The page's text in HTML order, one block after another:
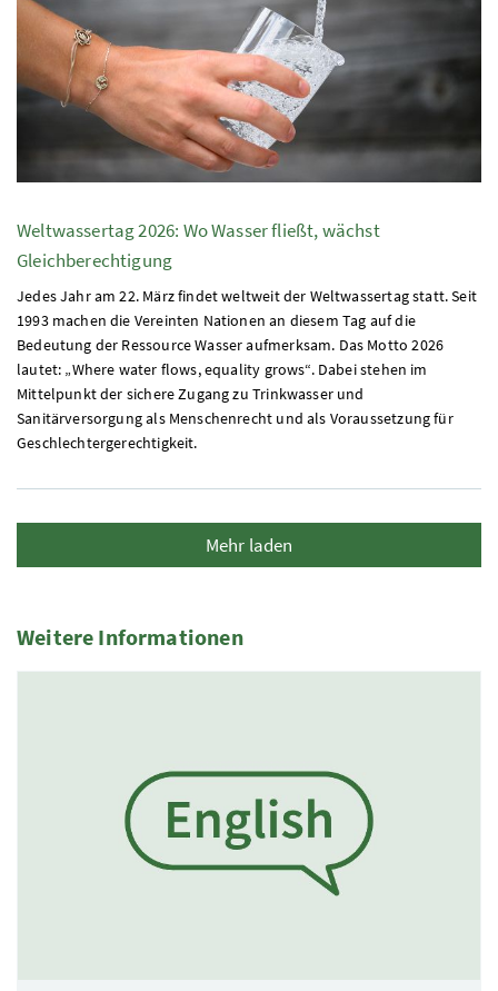
Weltwassertag 2026: Wo Wasser fließt, wächst
Gleichberechtigung
Jedes Jahr am 22. März findet weltweit der Weltwassertag statt. Seit
1993 machen die Vereinten Nationen an diesem Tag auf die
Bedeutung der Ressource Wasser aufmerksam. Das Motto 2026
lautet: „Where water flows, equality grows“. Dabei stehen im
Mittelpunkt der sichere Zugang zu Trinkwasser und
Sanitärversorgung als Menschenrecht und als Voraussetzung für
Geschlechtergerechtigkeit.
Mehr laden
Weitere Informationen